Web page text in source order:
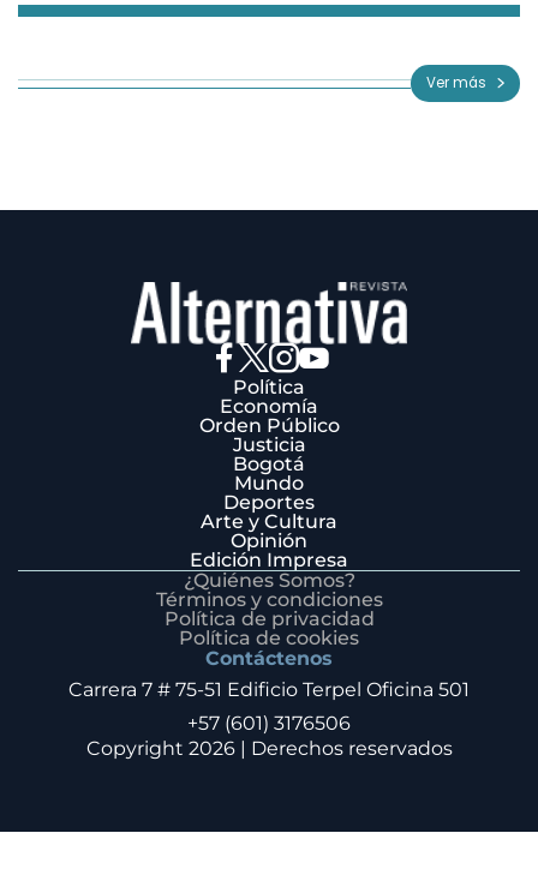
3
Ver más
Política
Economía
Orden Público
Justicia
Bogotá
Mundo
Deportes
Arte y Cultura
Opinión
Edición Impresa
¿Quiénes Somos?
Términos y condiciones
Política de privacidad
Política de cookies
Contáctenos
Carrera 7 # 75-51 Edificio Terpel Oficina 501
+57 (601) 3176506
Copyright 2026 | Derechos reservados